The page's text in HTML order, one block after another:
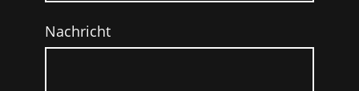
Nachricht